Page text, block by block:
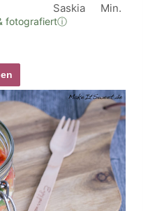
Saskia
Min.
fotografiertⓘ